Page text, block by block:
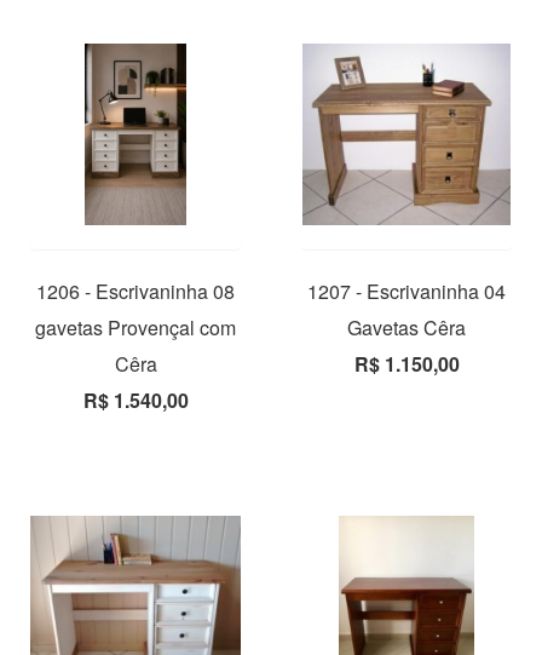
1206 - Escrivaninha 08
gavetas Provençal com
Cêra
R$ 1.540,00
1207 - Escrivaninha 04
Gavetas Cêra
R$ 1.150,00